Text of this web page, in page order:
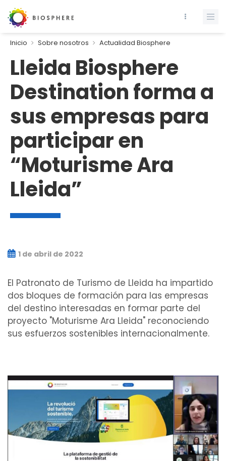
Inicio Sobre nosotros Actualidad Biosphere
Lleida Biosphere
Destination forma a
sus empresas para
participar en
“Moturisme Ara
Lleida”
1 de abril de 2022
El Patronato de Turismo de Lleida ha impartido
dos bloques de formación para las empresas
del destino interesadas en formar parte del
proyecto "Moturisme Ara Lleida" reconociendo
sus esfuerzos sostenibles internacionalmente.